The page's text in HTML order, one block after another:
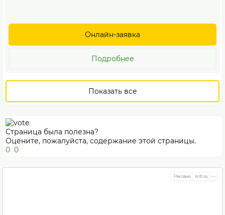
Онлайн-заявка
Подробнее
Показать все
Страница была полезна?
Оцените, пожалуйста, содержание этой страницы.
0 0